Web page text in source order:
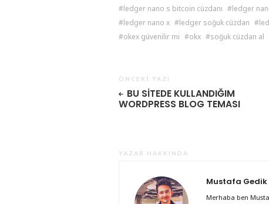
ledger nano s bitcoin cüzdanı
ledger
ledger nano x
ledger soğuk cüzdan
okex güvenilir mi
okx soğuk cüzdan al
ÖNCEKI YAZI
BU SITEDE KULLANDIĞIM
WORDPRESS BLOG TEMASI
YAZAR HAKKINDA
Mustafa Gedik
Merhaba ben